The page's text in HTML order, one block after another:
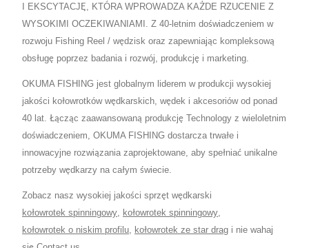
I EKSCYTACJĘ, KTÓRA WPROWADZA KAŻDE RZUCENIE Z
WYSOKIMI OCZEKIWANIAMI. Z 40-letnim doświadczeniem w
rozwoju Fishing Reel / wędzisk oraz zapewniając kompleksową
obsługę poprzez badania i rozwój, produkcję i marketing.
OKUMA FISHING jest globalnym liderem w produkcji wysokiej
jakości kołowrotków wędkarskich, wędek i akcesoriów od ponad
40 lat. Łącząc zaawansowaną produkcję Technology z wieloletnim
doświadczeniem, OKUMA FISHING dostarcza trwałe i
innowacyjne rozwiązania zaprojektowane, aby spełniać unikalne
potrzeby wędkarzy na całym świecie.
Zobacz nasz wysokiej jakości sprzęt wędkarski
kołowrotek spinningowy kołowrotek spinningowy
kołowrotek o niskim profilu kołowrotek ze star drag i nie wahaj